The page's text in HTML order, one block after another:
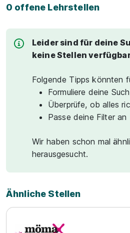
0 offene Lehrstellen
Leider sind für deine
keine Stellen
Folgende Tipps könnten
Formuliere deine
Überprüfe, ob alles
Passe deine Filter an
Wir haben schon mal
herausgesucht.
Ähnliche Stellen